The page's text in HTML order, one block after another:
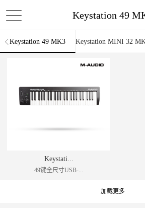
Keystation 49
Keystation 49 MK3 Keystation MINI 32
Keystati...
49键全尺寸USB-...
加载更多